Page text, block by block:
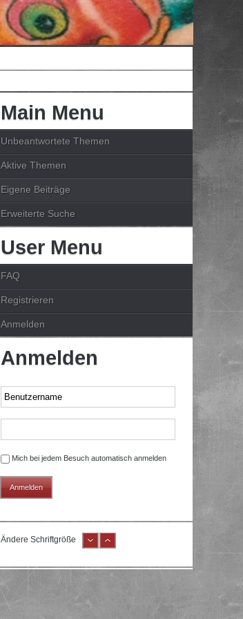
Main Menu
Unbeantwortete Themen
Aktive Themen
Eigene Beiträge
Erweiterte Suche
User Menu
FAQ
Registrieren
Anmelden
Anmelden
Mich bei jedem Besuch automatisch anmelden
Ändere Schriftgröße